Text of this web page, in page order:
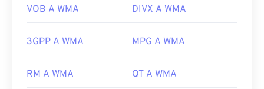
VOB A WMA DIVX A WMA
3GPP A WMA MPG A WMA
RM A WMA QT A WMA